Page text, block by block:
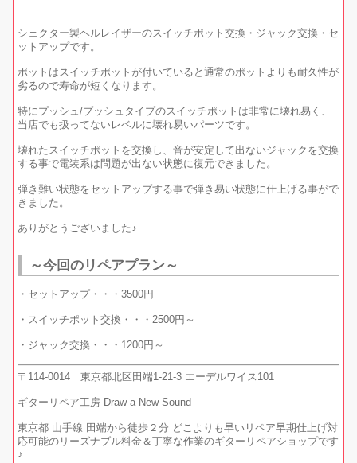
シェクター製ヘルレイザーのスイッチポット交換・ジャック交換・セ
ットアップです。
ポットはスイッチポットが付いていると通常のポットよりも耐久性が
劣るので寿命が短くなります。
特にプッシュ/プッシュタイプのスイッチポットは非常に壊れ易く、
当店でも扱ってないレベルに壊れ易いパーツです。
壊れたスイッチポットを交換し、音が安定して出ないジャックを交換
する事で電装系は問題が出ない状態に復元できました。
弾き難い状態をセットアップする事で弾き易い状態に仕上げる事がで
きました。
ありがとうございました♪
～今回のリペアプラン～
・セットアップ・・・3500円
・スイッチポット交換・・・2500円～
・ジャック交換・・・1200円～
〒114-0014 東京都北区田端1-21-3 エーデルワイス101
ギターリペア工房 Draw a New Sound
東京都 山手線 田端から徒歩２分 どこよりも早いリペア早期仕上げ対
応可能のリーズナブル料金＆丁寧な作業のギターリペアショップです
♪